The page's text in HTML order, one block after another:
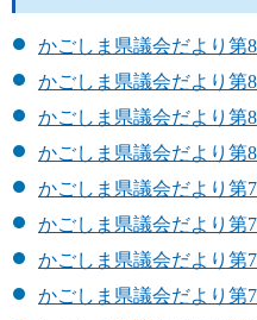
かごしま県議会だより第
かごしま県議会だより第
かごしま県議会だより第
かごしま県議会だより第
かごしま県議会だより第
かごしま県議会だより第
かごしま県議会だより第
かごしま県議会だより第